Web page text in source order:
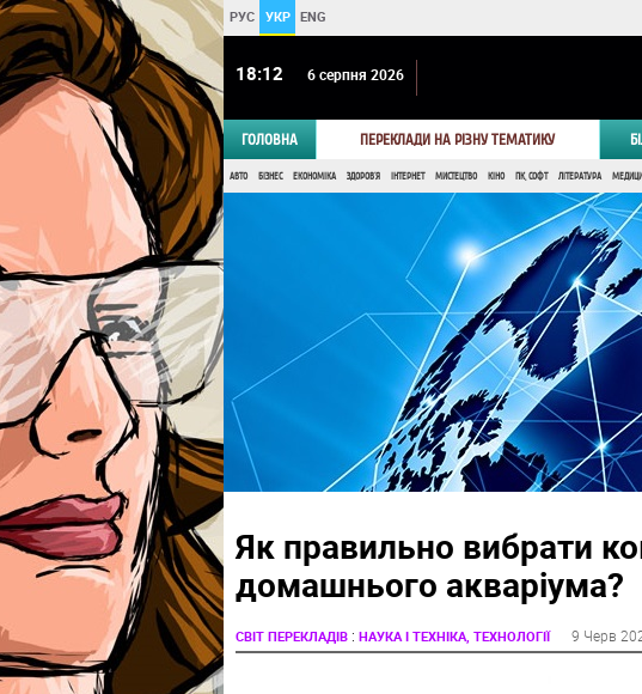
РУС УКР ENG
18 12 6 серпня 2026
ГОЛОВНА ПЕРЕКЛАДИ НА РІЗНУ ТЕМАТИКУ
АВТО БІЗНЕС ЕКОНОМІКА ЗДОРОВ'Я ІНТЕРНЕТ МИСТЕЦТВО КІНО ПК, СОФТ ЛІТЕРАТУРА
Як правильно вибрати
домашнього акваріума?
СВІТ ПЕРЕКЛАДІВ: НАУКА І ТЕХНІКА, ТЕХНОЛОГІЇ 9 Черв